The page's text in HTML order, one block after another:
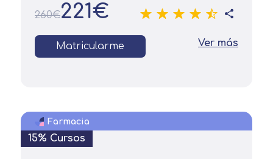
260€221€
Matricularme Ver más
Farmacia
15% Cursos
Solicitar
información